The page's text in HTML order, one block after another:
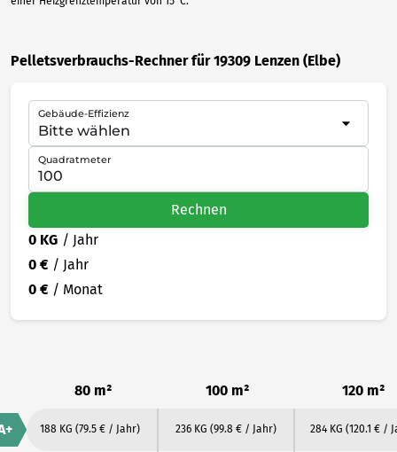
Pelletsverbrauchs-Rechner für 19309 Lenzen (Elbe)
Gebäude-Effizienz
Quadratmeter
Rechnen
0 KG / Jahr
0 € / Jahr
0 € / Monat
80 m² 100 m² 120 m²
188 KG (79.5 € / Jahr) 236 KG (99.8 € / Jahr) 284 KG (120.1 € /